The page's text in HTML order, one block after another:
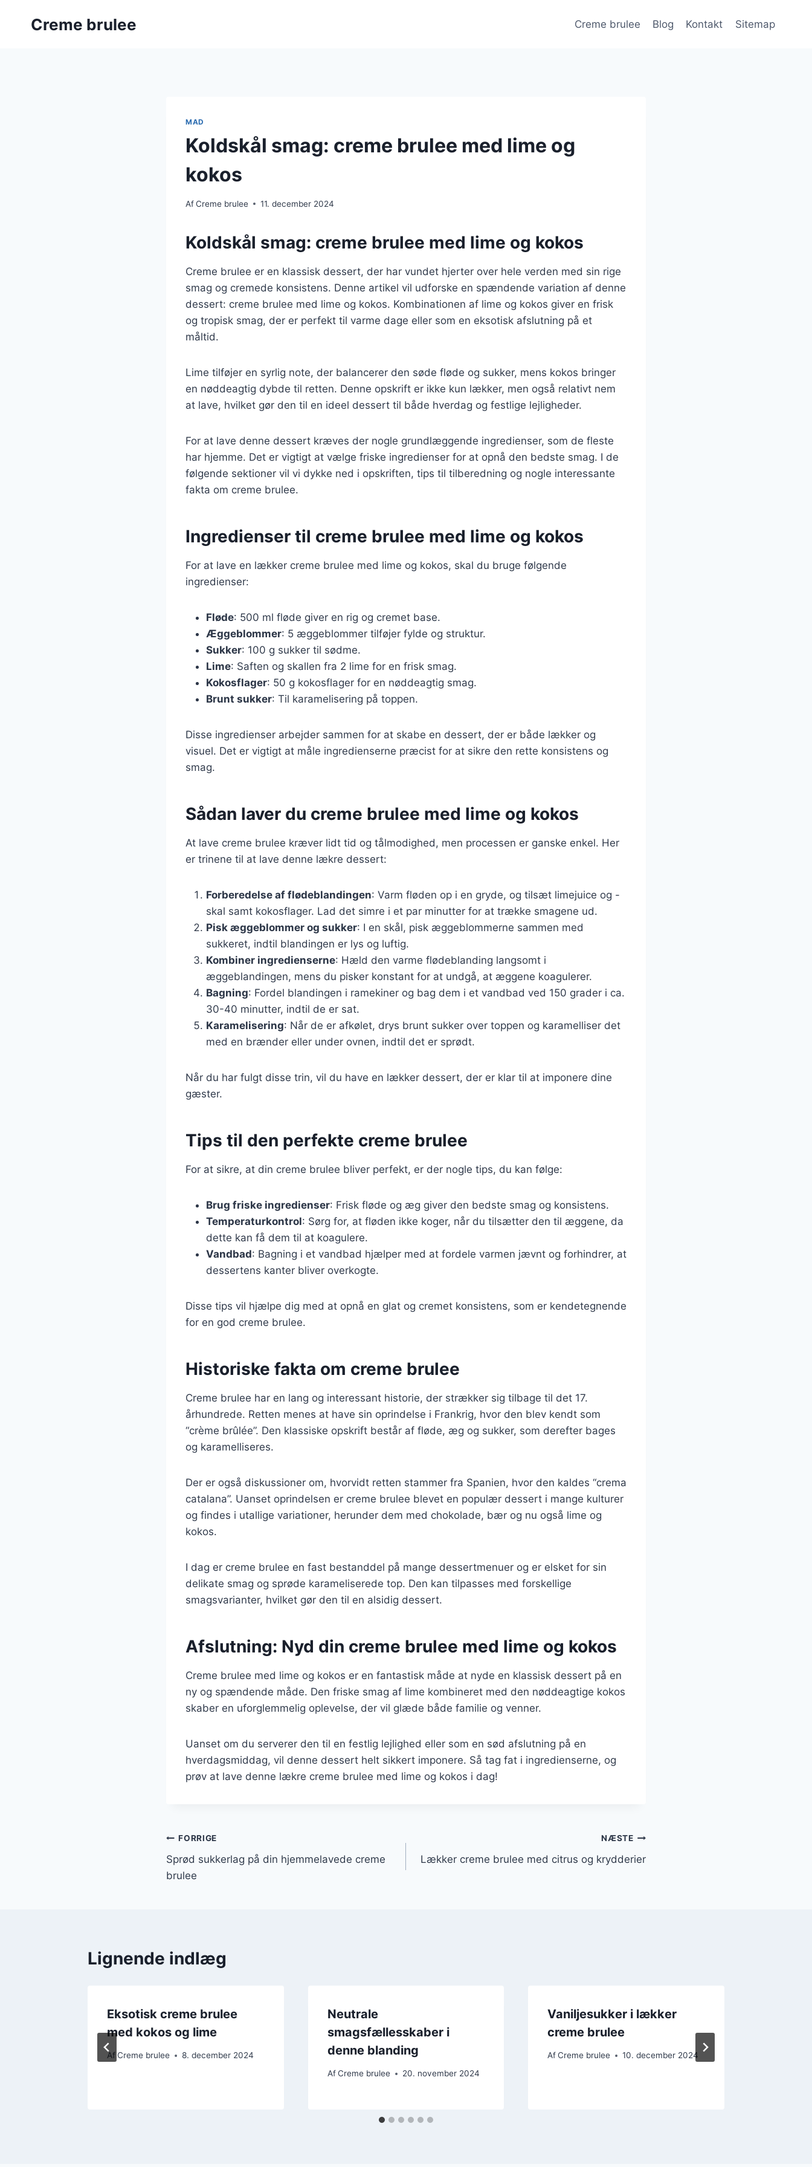
Creme brulee Creme brulee Blog Kontakt Sitemap
MAD
Koldskål smag: creme brulee med lime og
kokos
AfCreme brulee 11. december 2024
Koldskål smag: creme brulee med lime og kokos
Creme brulee er en klassisk dessert, der har vundet hjerter over hele verden med sin rige
smag og cremede konsistens. Denne artikel vil udforske en spændende variation af denne
dessert: creme brulee med lime og kokos. Kombinationen af lime og kokos giver en frisk
og tropisk smag, der er perfekt til varme dage eller som en eksotisk afslutning på et
måltid.
Lime tilføjer en syrlig note, der balancerer den søde fløde og sukker, mens kokos bringer
en nøddeagtig dybde til retten. Denne opskrift er ikke kun lækker, men også relativt nem
at lave, hvilket gør den til en ideel dessert til både hverdag og festlige lejligheder.
For at lave denne dessert kræves der nogle grundlæggende ingredienser, som de fleste
har hjemme. Det er vigtigt at vælge friske ingredienser for at opnå den bedste smag. I de
følgende sektioner vil vi dykke ned i opskriften, tips til tilberedning og nogle interessante
fakta om creme brulee.
Ingredienser til creme brulee med lime og kokos
For at lave en lækker creme brulee med lime og kokos, skal du bruge følgende
ingredienser:
Fløde: 500 ml fløde giver en rig og cremet base.
Æggeblommer: 5 æggeblommer tilføjer fylde og struktur.
Sukker: 100 g sukker til sødme.
Lime: Saften og skallen fra 2 lime for en frisk smag.
Kokosflager: 50 g kokosflager for en nøddeagtig smag.
Brunt sukker: Til karamelisering på toppen.
Disse ingredienser arbejder sammen for at skabe en dessert, der er både lækker og
visuel. Det er vigtigt at måle ingredienserne præcist for at sikre den rette konsistens og
smag.
Sådan laver du creme brulee med lime og kokos
At lave creme brulee kræver lidt tid og tålmodighed, men processen er ganske enkel. Her
er trinene til at lave denne lækre dessert:
Forberedelse af flødeblandingen: Varm fløden op i en gryde, og tilsæt limejuice og -
skal samt kokosflager. Lad det simre i et par minutter for at trække smagene ud.
Pisk æggeblommer og sukker: I en skål, pisk æggeblommerne sammen med
sukkeret, indtil blandingen er lys og luftig.
Kombiner ingredienserne: Hæld den varme flødeblanding langsomt i
æggeblandingen, mens du pisker konstant for at undgå, at æggene koagulerer.
Bagning: Fordel blandingen i ramekiner og bag dem i et vandbad ved 150 grader i ca.
30-40 minutter, indtil de er sat.
Karamelisering: Når de er afkølet, drys brunt sukker over toppen og karamelliser det
med en brænder eller under ovnen, indtil det er sprødt.
Når du har fulgt disse trin, vil du have en lækker dessert, der er klar til at imponere dine
gæster.
Tips til den perfekte creme brulee
For at sikre, at din creme brulee bliver perfekt, er der nogle tips, du kan følge:
Brug friske ingredienser: Frisk fløde og æg giver den bedste smag og konsistens.
Temperaturkontrol: Sørg for, at fløden ikke koger, når du tilsætter den til æggene, da
dette kan få dem til at koagulere.
Vandbad: Bagning i et vandbad hjælper med at fordele varmen jævnt og forhindrer, at
dessertens kanter bliver overkogte.
Disse tips vil hjælpe dig med at opnå en glat og cremet konsistens, som er kendetegnende
for en god creme brulee.
Historiske fakta om creme brulee
Creme brulee har en lang og interessant historie, der strækker sig tilbage til det 17.
århundrede. Retten menes at have sin oprindelse i Frankrig, hvor den blev kendt som
“crème brûlée”. Den klassiske opskrift består af fløde, æg og sukker, som derefter bages
og karamelliseres.
Der er også diskussioner om, hvorvidt retten stammer fra Spanien, hvor den kaldes “crema
catalana”. Uanset oprindelsen er creme brulee blevet en populær dessert i mange kulturer
og findes i utallige variationer, herunder dem med chokolade, bær og nu også lime og
kokos.
I dag er creme brulee en fast bestanddel på mange dessertmenuer og er elsket for sin
delikate smag og sprøde karameliserede top. Den kan tilpasses med forskellige
smagsvarianter, hvilket gør den til en alsidig dessert.
Afslutning: Nyd din creme brulee med lime og kokos
Creme brulee med lime og kokos er en fantastisk måde at nyde en klassisk dessert på en
ny og spændende måde. Den friske smag af lime kombineret med den nøddeagtige kokos
skaber en uforglemmelig oplevelse, der vil glæde både familie og venner.
Uanset om du serverer den til en festlig lejlighed eller som en sød afslutning på en
hverdagsmiddag, vil denne dessert helt sikkert imponere. Så tag fat i ingredienserne, og
prøv at lave denne lækre creme brulee med lime og kokos i dag!
Indlægsnavigation
FORRIGE
Sprød sukkerlag på din hjemmelavede creme
brulee
NÆSTE
Lækker creme brulee med citrus og krydderier
Lignende indlæg
Eksotisk creme brulee
med kokos og lime
AfCreme brulee 8. december 2024
Neutrale
smagsfællesskaber i
denne blanding
Af Creme brulee 20. november 2024
Vaniljesukker i lækker
creme brulee
Af Creme brulee 10. december 2024